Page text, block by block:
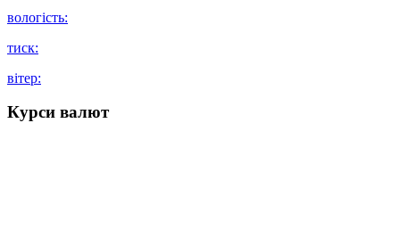
вологість:
тиск:
вітер:
Курси валют